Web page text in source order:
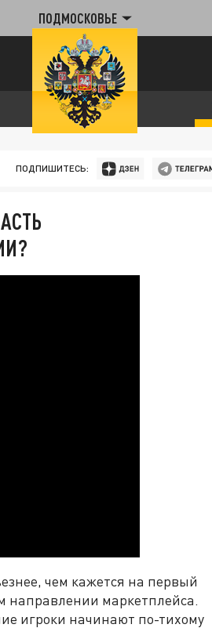
ПОДМОСКОВЬЕ
ПОДПИШИТЕСЬ:
чем кажется на первый
направлении маркетплейса.
игроки начинают по-тихому